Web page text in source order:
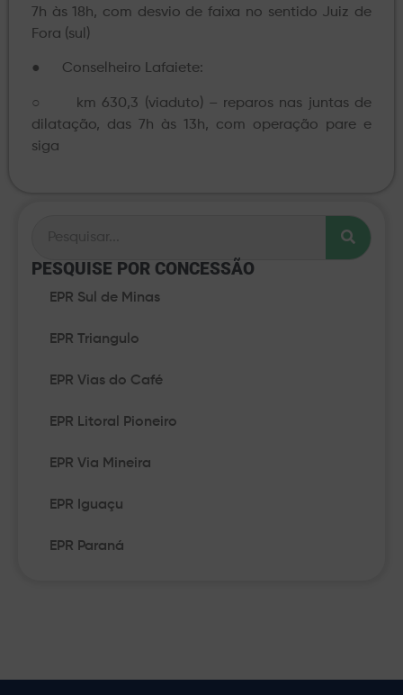
PESQUISE POR CONCESSÃO​
EPR Sul de Minas
EPR Triangulo
EPR Vias do Café
EPR Litoral Pioneiro
EPR Via Mineira
EPR Iguaçu
EPR Paraná
7h às 18h, com desvio de faixa no sentido Juiz de
Fora (sul)
● Conselheiro Lafaiete:
○ km 630,3 (viaduto) – reparos nas juntas de
dilatação, das 7h às 13h, com operação pare e
siga